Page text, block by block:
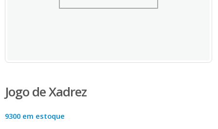
Jogo de Xadrez
9300 em estoque